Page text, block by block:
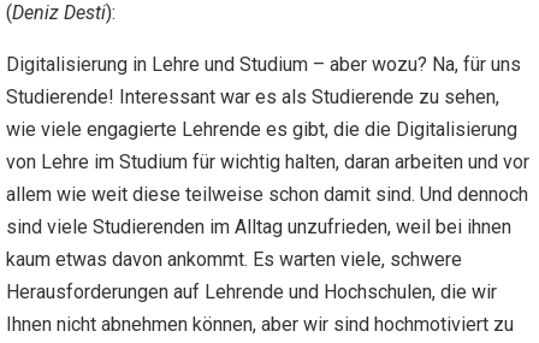
(Deniz Desti):
Digitalisierung in Lehre und Studium – aber wozu? Na, für uns
Studierende! Interessant war es als Studierende zu sehen,
wie viele engagierte Lehrende es gibt, die die Digitalisierung
von Lehre im Studium für wichtig halten, daran arbeiten und vor
allem wie weit diese teilweise schon damit sind. Und dennoch
sind viele Studierenden im Alltag unzufrieden, weil bei ihnen
kaum etwas davon ankommt. Es warten viele, schwere
Herausforderungen auf Lehrende und Hochschulen, die wir
Ihnen nicht abnehmen können, aber wir sind hochmotiviert zu